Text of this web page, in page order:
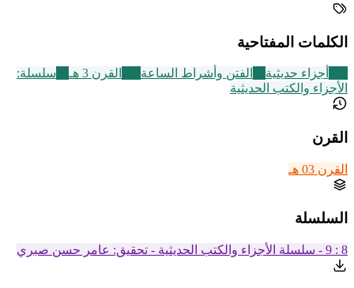
الكلمات المفتاحية
أجزاء حديثية الفتن وأشراط الساعة القرن 3 هـ
سلسلة:
الأجزاء والكتب الحديثية
القرن
القرن 03 هـ
السلسلة
8 : 9 - سلسلة الأجزاء والكتب الحديثية - تحقيق: عامر حسن صبري